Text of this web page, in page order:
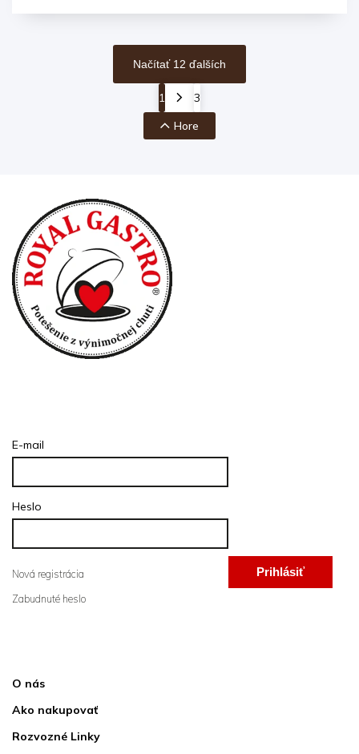
Načítať 12 ďalších
1
3
Hore
E-mail
Heslo
Prihlásiť
Nová registrácia
Zabudnuté heslo
O nás
Ako nakupovať
Rozvozné Linky